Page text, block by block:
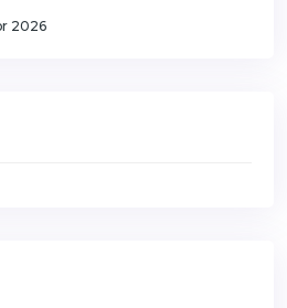
2026